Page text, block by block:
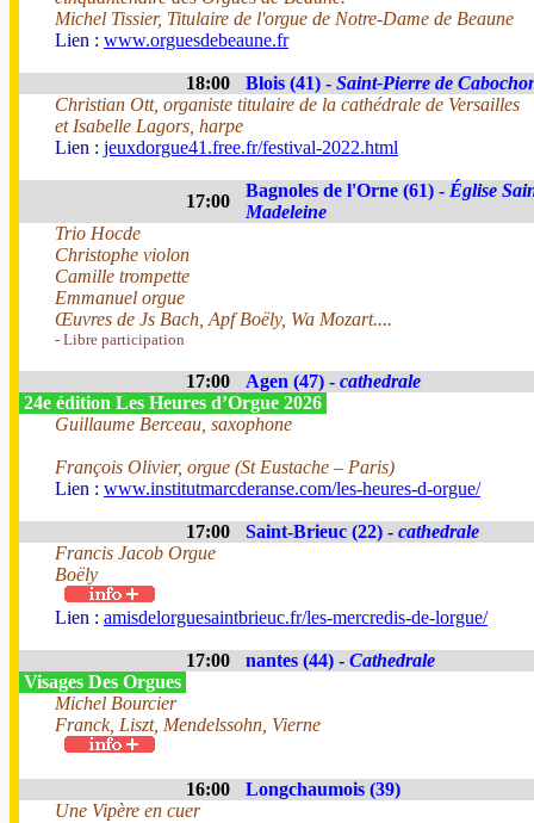
Michel Tissier, Titulaire de l'orgue de Notre-Dame de Beaune
Lien : www.orguesdebeaune.fr
18:00 Blois (41) - Saint-Pierre de
Christian Ott, organiste titulaire de la cathédrale de Versailles
et Isabelle Lagors, harpe
Lien : jeuxdorgue41.free.fr/festival-2022.html
17:00
Bagnoles de l'Orne (61) - Église
Madeleine
Trio Hocde
Christophe violon
Camille trompette
Emmanuel orgue
Œuvres de Js Bach, Apf Boëly, Wa Mozart....
- Libre participation
17:00 Agen (47) - cathedrale
24e édition Les Heures d’Orgue 2026
Guillaume Berceau, saxophone
François Olivier, orgue (St Eustache – Paris)
Lien : www.institutmarcderanse.com/les-heures-d-orgue/
17:00 Saint-Brieuc (22) - cathedrale
Francis Jacob Orgue
Boëly
Lien : amisdelorguesaintbrieuc.fr/les-mercredis-de-lorgue/
17:00 nantes (44) - Cathedrale
Visages Des Orgues
Michel Bourcier
Franck, Liszt, Mendelssohn, Vierne
16:00
Longchaumois (39)
Une Vipère en cuer